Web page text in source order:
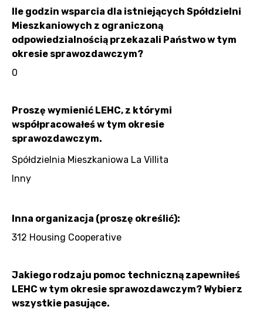
Ile godzin wsparcia dla istniejących Spółdzielni
Mieszkaniowych z ograniczoną
odpowiedzialnością przekazali Państwo w tym
okresie sprawozdawczym?
0
Proszę wymienić LEHC, z którymi
współpracowałeś w tym okresie
sprawozdawczym.
Spółdzielnia Mieszkaniowa La Villita
Inny
Inna organizacja (proszę określić):
312 Housing Cooperative
Jakiego rodzaju pomoc techniczną zapewniłeś
LEHC w tym okresie sprawozdawczym? Wybierz
wszystkie pasujące.